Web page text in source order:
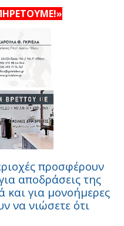
προσφέρουν
αποδράσεις της
και για μονοήμερες
να νιώσετε ότι